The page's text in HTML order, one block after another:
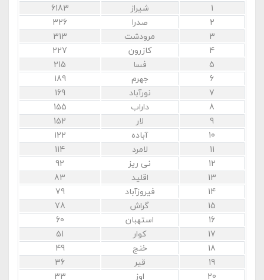
1
شیراز
6183
2
صدرا
326
3
مرودشت
313
4
کازرون
227
5
فسا
215
6
جهرم
189
7
نورآباد
169
8
داراب
155
9
لار
152
10
آباده
122
11
لامرد
114
12
نی ریز
92
13
اقلید
83
14
فیروزآباد
79
15
گراش
78
16
استهبان
60
17
کوار
51
18
خنج
49
19
قیر
36
20
اوز
33